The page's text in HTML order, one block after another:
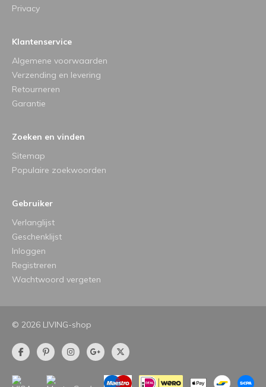
Privacy
Klantenservice
Algemene voorwaarden
Verzending en levering
Retourneren
Garantie
Zoeken en vinden
Sitemap
Populaire zoekwoorden
Gebruiker
Verlanglijst
Geschenklijst
Inloggen
Registreren
Wachtwoord vergeten
© 2026 LIVING-shop